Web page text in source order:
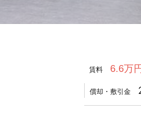
賃料 6.6万
償却・敷引金